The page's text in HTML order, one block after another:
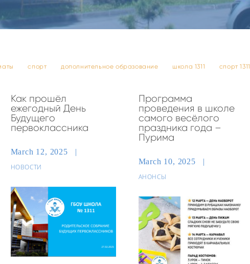
спорт дополнительное образование школа 1311 спорт 1311
Как прошёл
ежегодный День
Будущего
первоклассника
March 12, 2025
НОВОСТИ
Программа
проведения в школе
самого весёлого
праздника года –
Пурима
March 10, 2025
АНОНСЫ